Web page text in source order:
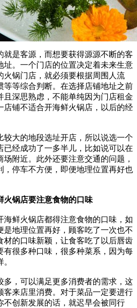
就是客源，而想要获得源源不断的客
址。一个门店的位置决定着未来生意
火锅门店，就必须要根据周围人流
等等综合判断。在选择店铺地址之前
且深思熟虑，不能单纯因为门店租金
店铺不适合开海鲜火锅店，以后的经
大的地段选址开店，所以说选一个
已经成功了一多半儿，比如说可以在
附近。此外还要注意交通的问题，
，停车不方便，即便地理位置再好也
火锅店要注意食物的口味
鲜火锅店都得注意食物的口味，如
是地理位置再好，顾客吃了一次也不
材的口味新颖，让食客吃了以后唇齿
有很多种口味，很多种菜系，因为每
，可以满足更多消费者的需求，这
客来店里消费。对于菜品一定要进行
不创新发展的话，就迟早会被同行